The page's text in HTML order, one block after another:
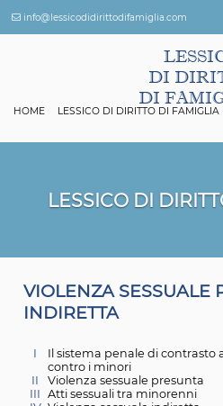
info@lessicodidirittodifamiglia.com
DI
DI
LESSICO DI
IOLENZA
INDIRETTA